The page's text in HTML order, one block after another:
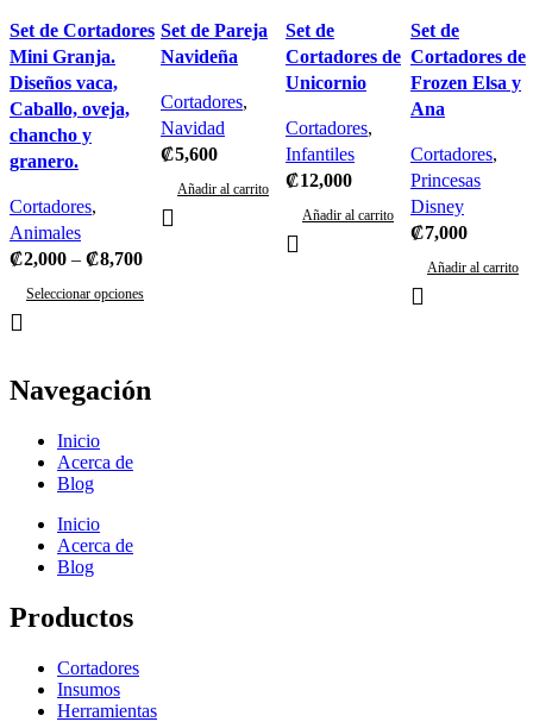
Set de Cortadores
Mini Granja.
Diseños vaca,
Caballo, oveja,
chancho y
granero.
Cortadores,
Animales
₡2,000 – ₡8,700
Seleccionar opciones
Set de Pareja
Navideña
Cortadores,
Navidad
₡5,600
Añadir al carrito
Set de
Cortadores de
Unicornio
Cortadores,
Infantiles
₡12,000
Añadir al carrito
Set de
Cortadores de
Frozen Elsa y
Ana
Cortadores,
Princesas
Disney
₡7,000
Añadir al carrito
Navegación
Inicio
Acerca de
Blog
Inicio
Acerca de
Blog
Productos
Cortadores
Insumos
Herramientas